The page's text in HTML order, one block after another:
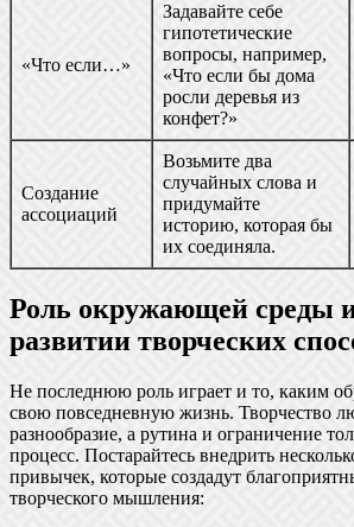
«Что если…»
Задавайте себе
гипотетические
вопросы, например,
«Что если бы дома
росли деревья из
конфет?»
Создание
ассоциаций
Возьмите два
случайных слова и
придумайте
историю, которая бы
их соединяла.
Роль окружающей среды
развитии творческих
Не последнюю роль играет и то, каким
свою повседневную жизнь. Творчество
разнообразие, а рутина и ограничение
процесс. Постарайтесь внедрить
привычек, которые создадут
творческого мышления: